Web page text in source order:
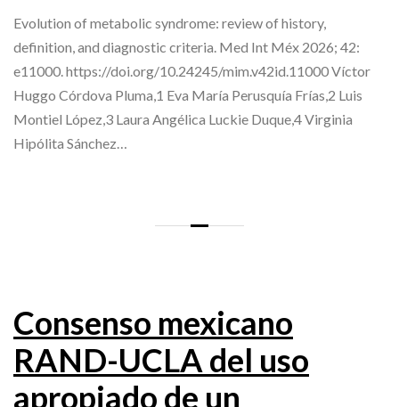
Evolution of metabolic syndrome: review of history,
definition, and diagnostic criteria. Med Int Méx 2026; 42:
e11000. https://doi.org/10.24245/mim.v42id.11000 Víctor
Huggo Córdova Pluma,1 Eva María Perusquía Frías,2 Luis
Montiel López,3 Laura Angélica Luckie Duque,4 Virginia
Hipólita Sánchez…
Consenso mexicano
RAND-UCLA del uso
apropiado de un